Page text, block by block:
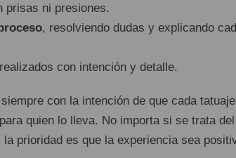
prisas ni presiones.
, resolviendo dudas y explicando
con intención y detalle.
con la intención de que cada tatuaje
quien lo lleva. No importa si se trata del
prioridad es que la experiencia sea